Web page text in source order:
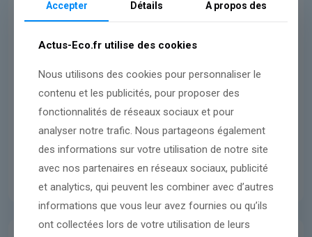
Lire l'article
Accepter Détails A propos des
Actus-Eco.fr utilise des cookies
Nous utilisons des cookies pour personnaliser le
contenu et les publicités, pour proposer des
fonctionnalités de réseaux sociaux et pour
analyser notre trafic. Nous partageons également
des informations sur votre utilisation de notre site
avec nos partenaires en réseaux sociaux, publicité
et analytics, qui peuvent les combiner avec d’autres
informations que vous leur avez fournies ou qu’ils
ont collectées lors de votre utilisation de leurs